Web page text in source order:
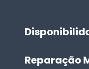
Reparação